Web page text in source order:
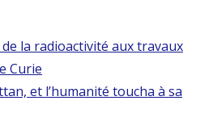
la radioactivité aux travaux
Curie
et l’humanité toucha à sa